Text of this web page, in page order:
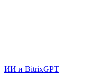
ИИ и BitrixGPT